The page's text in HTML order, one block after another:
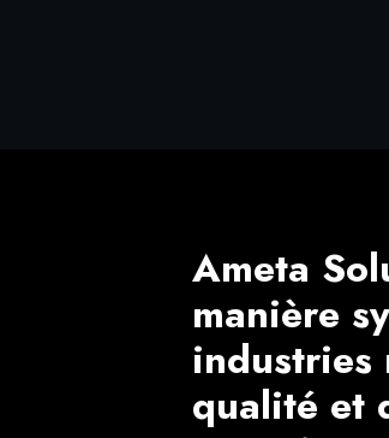
Ameta
manière
industries
qualité et